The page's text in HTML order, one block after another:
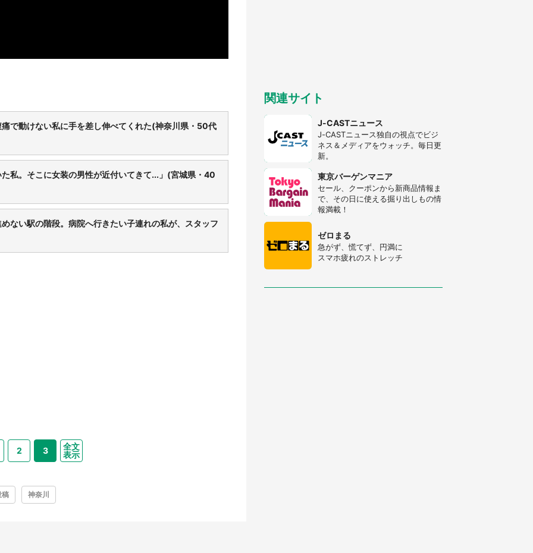
で動けない私に手を差し伸べてくれた(神奈川県・50代
私。そこに女装の男性が近付いてきて...」(宮城県・40
ない駅の階段。病院へ行きたい子連れの私が、スタッフ
2 3
全文
表示
稿 神奈川
求めると、住人の男性が...」
関連サイト
J-CASTニュース
J-CASTニュース独自の視点でビジ
ネス＆メディアをウォッチ。毎日更
新。
東京バーゲンマニア
セール、クーポンから新商品情報ま
で、その日に使える掘り出しもの情
報満載！
ゼロまる
急がず、慌てず、円満に
スマホ疲れのストレッチ